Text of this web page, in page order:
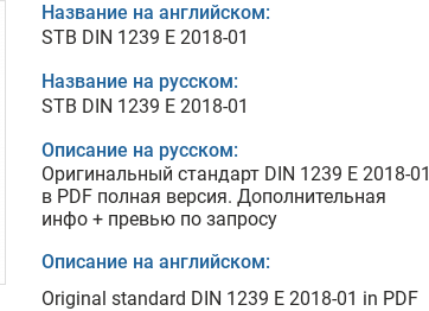
Название на английском:
STB DIN 1239 E 2018-01
Название на русском:
STB DIN 1239 E 2018-01
Описание на русском:
Оригинальный стандарт DIN 1239 E 2018-01
в PDF полная версия. Дополнительная
инфо + превью по запросу
Описание на английском:
Original standard DIN 1239 E 2018-01 in PDF